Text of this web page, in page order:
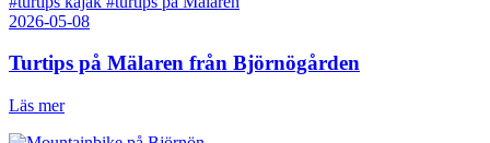
2026-05-08
Turtips på Mälaren från Björnögården
Läs mer